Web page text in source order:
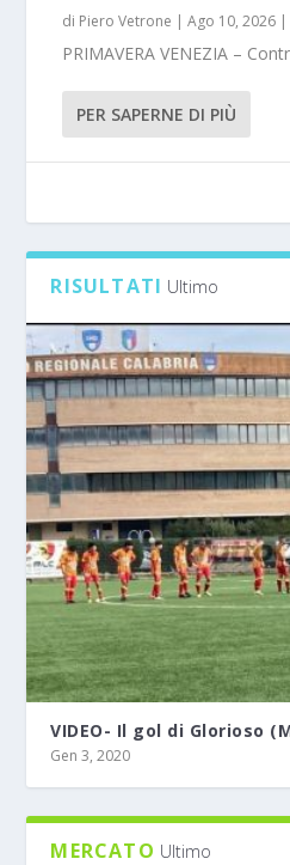
di Piero Vetrone |Ago 10, 2026 |
PRIMAVERA VENEZIA –
PER SAPERNE DI PIÙ
RISULTATI Ultimo
VIDEO- Il gol di Glorioso
Gen 3, 2020
MERCATO Ultimo